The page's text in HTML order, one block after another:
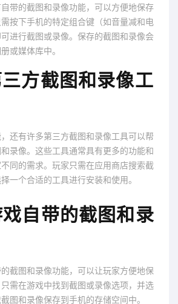
带的截图和录像功能，可以方便地保存
按下手机的特定组合键（如音量减和电
进行截图或录像。保存的截图和录像会
或媒体库中。
方截图和录像工
还有许多第三方截图和录像工具可以帮
录像。这些工具通常具有更多的功能和
同的需求。玩家只需在应用商店搜索截
一个合适的工具进行安装和使用。
自带的截图和录
截图和录像功能，可以让玩家方便地保
需在游戏中找到截图或录像选项，并选
图和录像保存到手机的存储空间中。